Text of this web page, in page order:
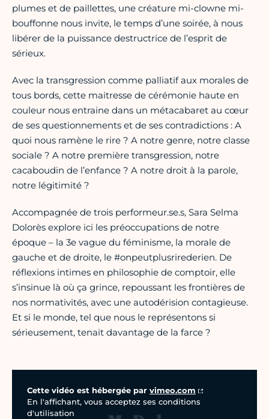
plumes et de paillettes, une créature mi-clowne mi-
bouffonne nous invite, le temps d’une soirée, à nous
libérer de la puissance destructrice de l’esprit de
sérieux.
Avec la transgression comme palliatif aux morales de
tous bords, cette maitresse de cérémonie haute en
couleur nous entraine dans un métacabaret au cœur
de ses questionnements et de ses contradictions : A
quoi nous ramène le rire ? A notre genre, notre classe
sociale ? A notre première transgression, notre
cacaboudin de l’enfance ? A notre droit à la parole,
notre légitimité ?
Accompagnée de trois performeur.se.s, Sara Selma
Dolorès explore ici les préoccupations de notre
époque – la 3e vague du féminisme, la morale de
gauche et de droite, le #onpeutplusrirederien. De
réflexions intimes en philosophie de comptoir, elle
s’insinue là où ça grince, repoussant les frontières de
nos normativités, avec une autodérision contagieuse.
Et si le monde, tel que nous le représentons si
sérieusement, tenait davantage de la farce ?
Cette vidéo est hébergée par vimeo.com
En l'affichant, vous acceptez ses conditions
d'utilisation